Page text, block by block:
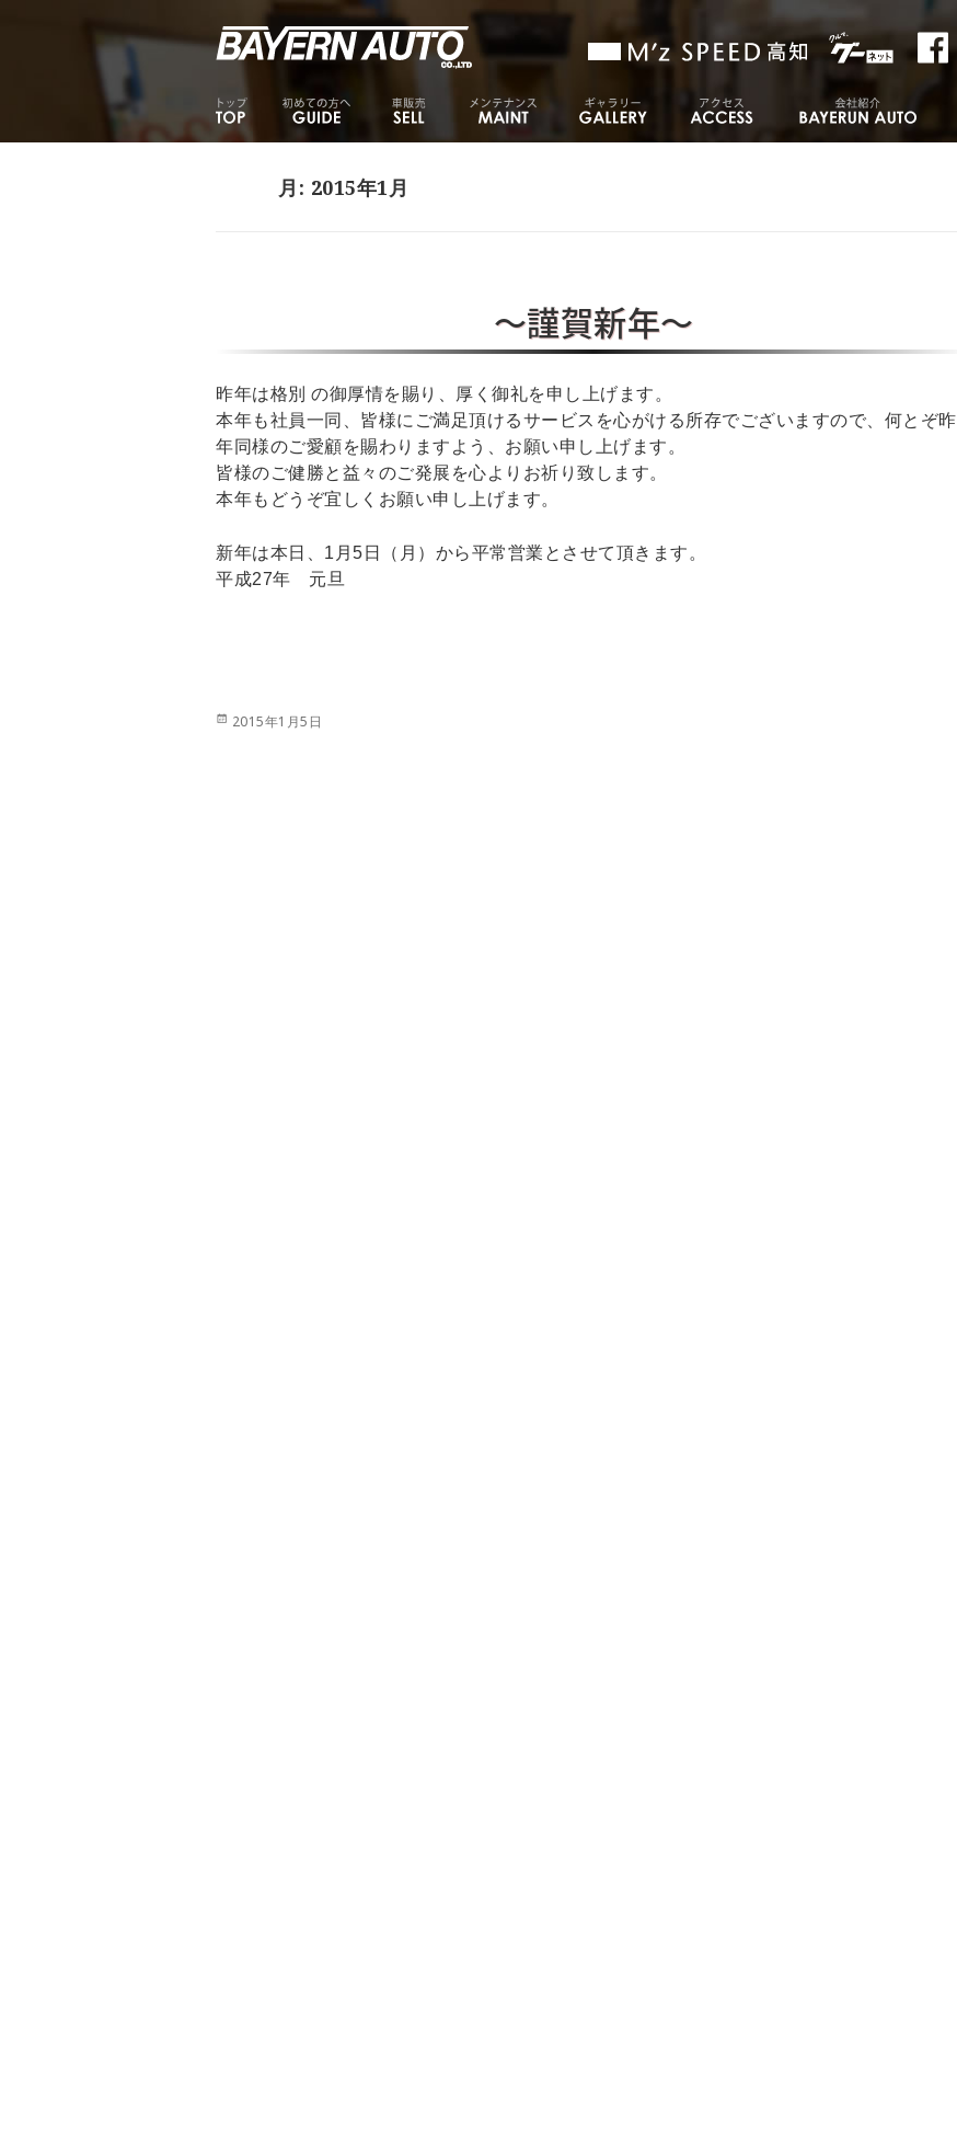
月: 2015年1月
～謹賀新年～
昨年は格別 の御厚情を賜り、厚く御礼を申し上げます。
本年も社員一同、皆様にご満足頂けるサービスを心がける所存でございますので、何とぞ昨
年同様のご愛顧を賜わりますよう、お願い申し上げます。
皆様のご健勝と益々のご発展を心よりお祈り致します。
本年もどうぞ宜しくお願い申し上げます。
新年は本日、1月5日（月）から平常営業とさせて頂きます。
平成27年 元旦
投
2015年1月5日